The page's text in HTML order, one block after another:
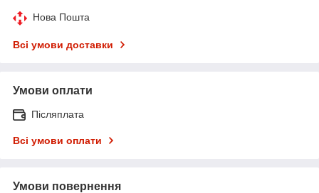
Нова Пошта
Всі умови доставки
Умови оплати
Післяплата
Всі умови оплати
Умови повернення